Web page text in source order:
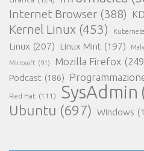
Internet Browser (388)
Kernel Linux (453)
Linux (207) Linux Mint (197)
Microsoft (91) Mozilla Firefox
Podcast (186)
Red Hat (111) SysAdmin
Ubuntu (697) Windows